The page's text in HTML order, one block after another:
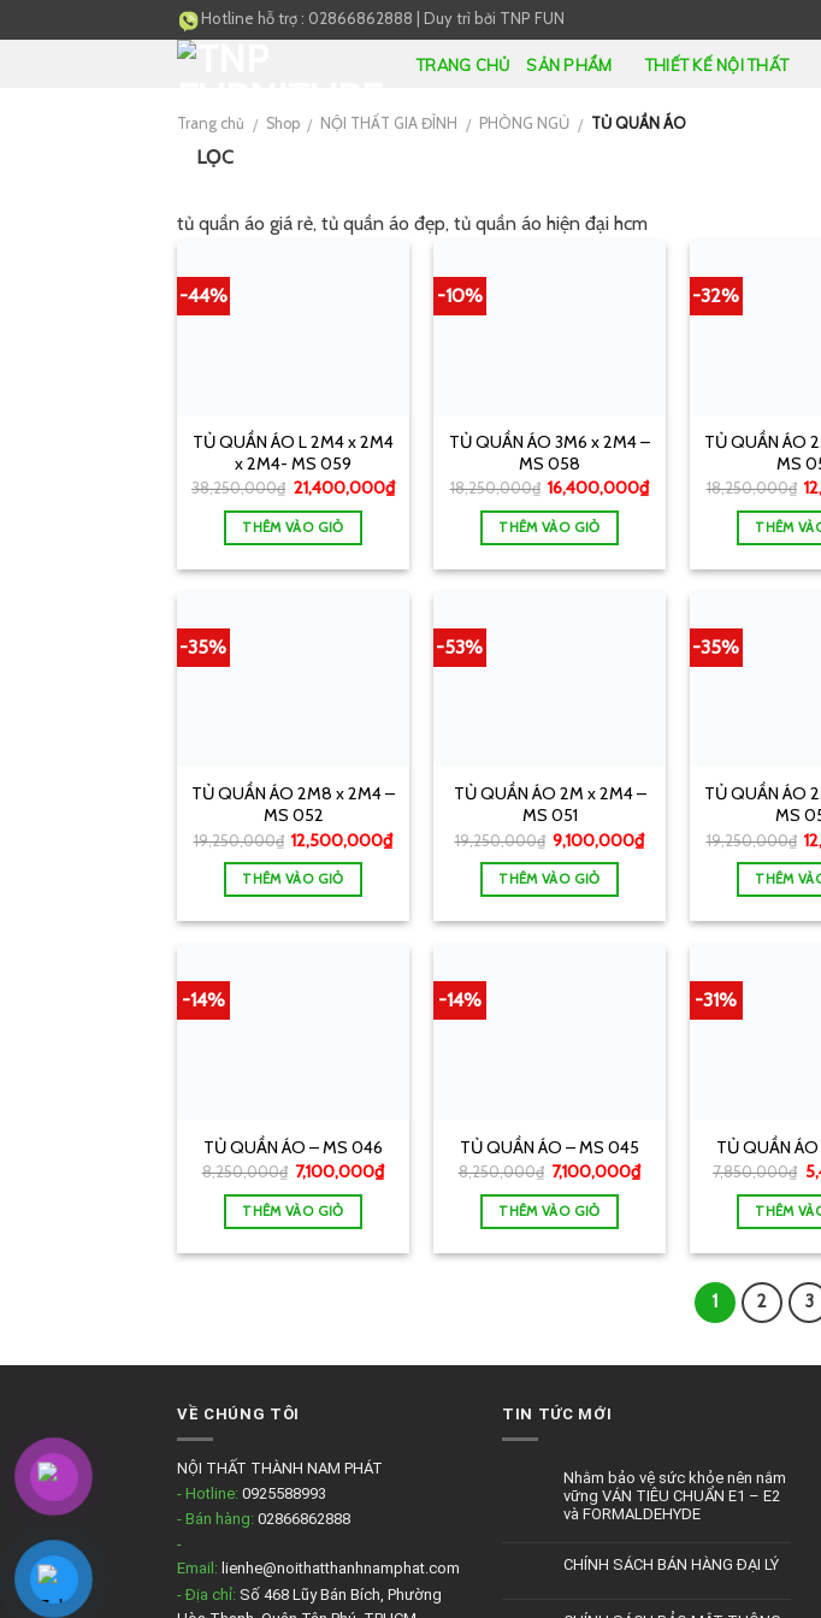
to
Hotline hỗ trợ : 02866862888 Duy trì bởi TNP FUN
TRANG CHỦ SẢN PHẨM THIẾT KẾ NỘI THẤT
Trang chủ / Shop / NỘI THẤT GIA ĐÌNH / PHÒNG NGỦ / TỦ QUẦN ÁO
LỌC
tủ quần áo giá rẻ, tủ quần áo đẹp, tủ quần áo hiện đại hcm
-44%
TỦ QUẦN ÁO L 2M4 x 2M4
x 2M4- MS 059
38,250,000₫ 21,400,000₫
THÊM VÀO GIỎ
-10%
TỦ QUẦN ÁO 3M6 x 2M4 –
MS 058
18,250,000₫ 16,400,000₫
THÊM VÀO GIỎ
-32%
TỦ QUẦN ÁO
MS
18,250,000₫
THÊM
-35%
TỦ QUẦN ÁO 2M8 x 2M4 –
MS 052
19,250,000₫ 12,500,000₫
THÊM VÀO GIỎ
-53%
TỦ QUẦN ÁO 2M x 2M4 –
MS 051
19,250,000₫ 9,100,000₫
THÊM VÀO GIỎ
-35%
TỦ QUẦN ÁO
MS
19,250,000₫
THÊM
-14%
TỦ QUẦN ÁO – MS 046
8,250,000₫ 7,100,000₫
THÊM VÀO GIỎ
-14%
TỦ QUẦN ÁO – MS 045
8,250,000₫ 7,100,000₫
THÊM VÀO GIỎ
-31%
TỦ QUẦN
7,850,000₫
THÊM
1 2 3
VỀ CHÚNG TÔI
NỘI THẤT THÀNH NAM PHÁT
- Hotline: 0925588993
- Bán hàng: 02866862888
-
Email: lienhe@noithatthanhnamphat.com
- Địa chỉ: Số 468 Lũy Bán Bích, Phường
TIN TỨC MỚI
Nhằm bảo vệ sức khỏe nên nắm
vững VÁN TIÊU CHUẨN E1 – E2
và FORMALDEHYDE
CHÍNH SÁCH BÁN HÀNG ĐẠI LÝ